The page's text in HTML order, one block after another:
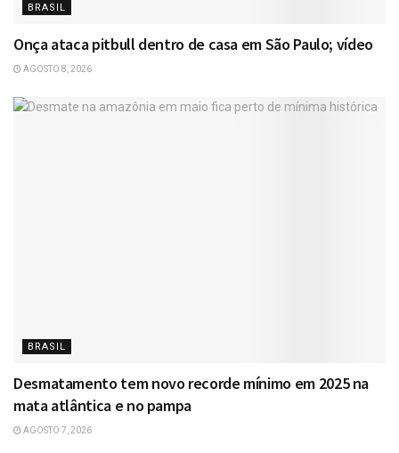
BRASIL
Onça ataca pitbull dentro de casa em São Paulo; vídeo
AGOSTO 8, 2026
BRASIL
Desmatamento tem novo recorde mínimo em 2025 na
mata atlântica e no pampa
AGOSTO 7, 2026